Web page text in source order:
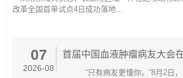
改革全国首单试点4日成功落地...
07
2026-08
首届中国血液肿瘤病友大会
“只有病友更懂你。”8月2日，